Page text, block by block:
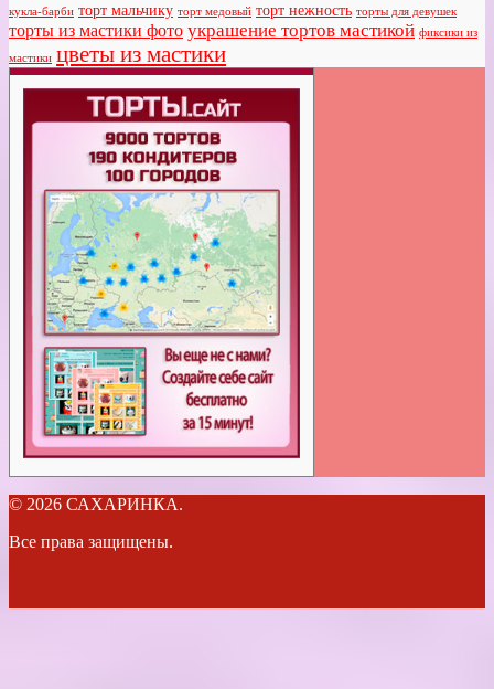
кукла-барби торт мальчику торт медовый торт нежность торты для девушек
торты из мастики фото украшение тортов мастикой фиксики из
мастики цветы из мастики
© 2026 САХАРИНКА.
Все права защищены.